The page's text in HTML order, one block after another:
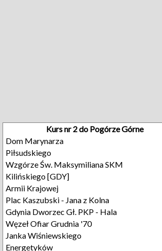
Kurs nr 2 do Pogórze Górne
Dom Marynarza
Piłsudskiego
Wzgórze Św. Maksymiliana SKM
Kilińskiego [GDY]
Armii Krajowej
Plac Kaszubski - Jana z Kolna
Gdynia Dworzec Gł. PKP - Hala
Węzeł Ofiar Grudnia '70
Janka Wiśniewskiego
Energetyków